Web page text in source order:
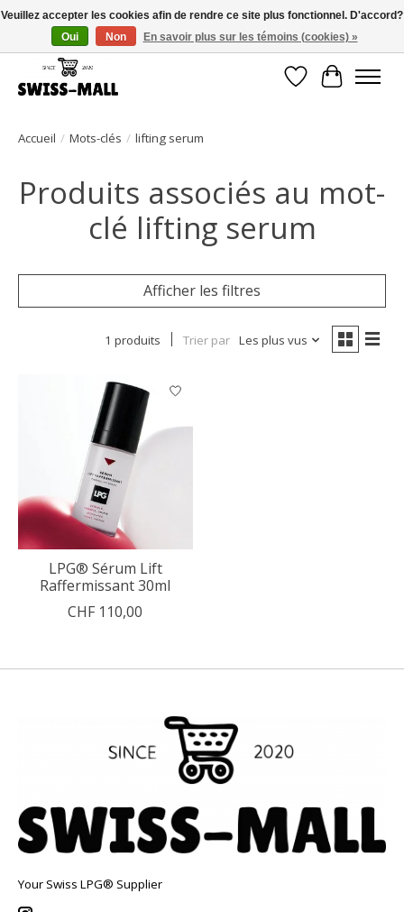
Livraison gratuite dès CHF 250 – livrée avec soin et fiabilité
Liste dePanier
Accueil / Mots-clés / lifting serum
Produits associés au mot-
clé lifting serum
Afficher les filtres
1 produits Trier par Les plus vus
LPG® Sérum Lift
Raffermissant 30ml
CHF 110,00
Your Swiss LPG® Supplier
Veuillez accepter les cookies afin de rendre ce site plus fonctionnel. D'accord?
Oui
Non En savoir plus sur les témoins (cookies) »